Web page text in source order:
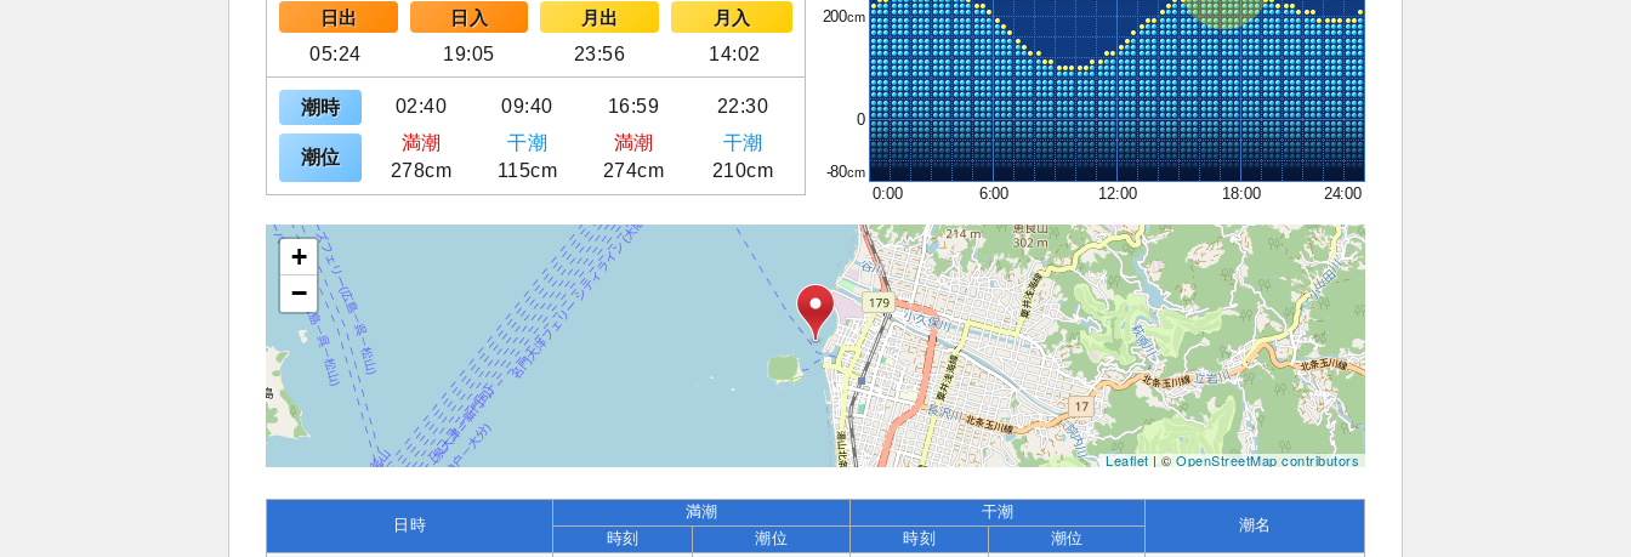
日出 日入 月出
月入
05:24
19:05 23:56 14:02
潮時 02:40 09:40 16:59 22:30
潮位
満潮 干潮 満潮
干潮
278cm
115cm 274cm 210cm
200
0
-80
0:00
6:00 12:00 18:00 24:00
+
−
Leaflet| ©OpenStreetMap contributors
日時
満潮 干潮
潮名
時刻 潮位 時刻 潮位